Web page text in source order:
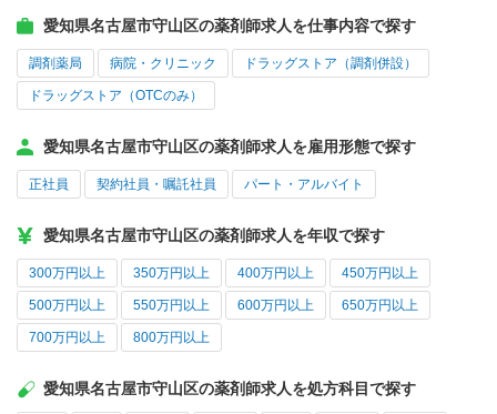
愛知県名古屋市守山区の薬剤師求人を仕事内容で探す
調剤薬局 病院・クリニック ドラッグストア（調剤併設）
ドラッグストア（OTCのみ）
愛知県名古屋市守山区の薬剤師求人を雇用形態で探す
正社員 契約社員・嘱託社員 パート・アルバイト
愛知県名古屋市守山区の薬剤師求人を年収で探す
300万円以上 350万円以上 400万円以上 450万円以上
500万円以上 550万円以上 600万円以上 650万円以上
700万円以上 800万円以上
愛知県名古屋市守山区の薬剤師求人を処方科目で探す